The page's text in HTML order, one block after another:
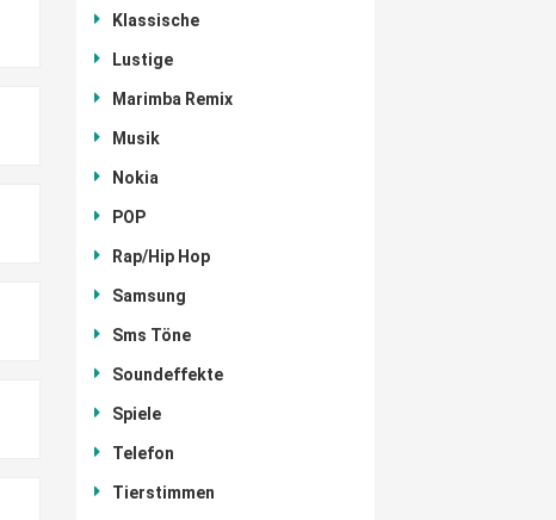
Klassische
Lustige
Marimba Remix
Musik
Nokia
POP
Rap/Hip Hop
Samsung
Sms Töne
Soundeffekte
Spiele
Telefon
Tierstimmen